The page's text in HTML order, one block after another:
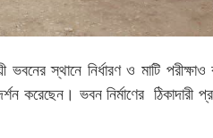
স্থানে নির্ধারণ ও মাটি
করেছেন। ভবন নির্মাণের ঠিকাদারী